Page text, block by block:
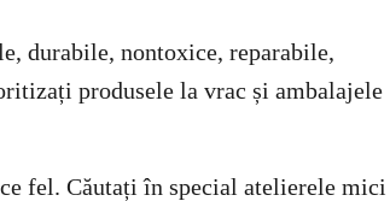
durabile, nontoxice, reparabile,
produsele la vrac și ambalajele
fel. Căutați în special atelierele mici